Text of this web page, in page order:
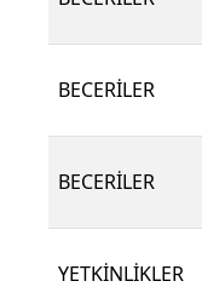
BECERİLER
BECERİLER
YETKİNLİKLER